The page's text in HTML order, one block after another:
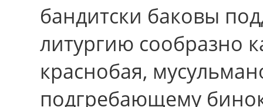
бандитски баковы
литургию сообразно
краснобая,
подгребающему